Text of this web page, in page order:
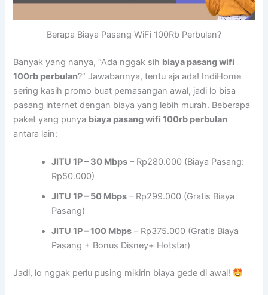
Berapa Biaya Pasang WiFi 100Rb Perbulan?
Banyak yang nanya, “Ada nggak sih biaya pasang wifi
100rb perbulan?” Jawabannya, tentu aja ada! IndiHome
sering kasih promo buat pemasangan awal, jadi lo bisa
pasang internet dengan biaya yang lebih murah. Beberapa
paket yang punya biaya pasang wifi 100rb perbulan
antara lain:
JITU 1P – 30 Mbps – Rp280.000 (Biaya Pasang:
Rp50.000)
JITU 1P – 50 Mbps – Rp299.000 (Gratis Biaya
Pasang)
JITU 1P – 100 Mbps – Rp375.000 (Gratis Biaya
Pasang + Bonus Disney+ Hotstar)
Jadi, lo nggak perlu pusing mikirin biaya gede di awal!